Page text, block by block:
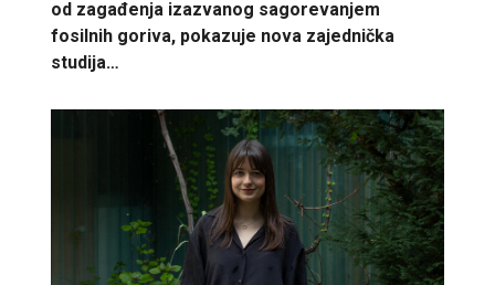
od zagađenja izazvanog sagorevanjem
fosilnih goriva, pokazuje nova zajednička
studija…